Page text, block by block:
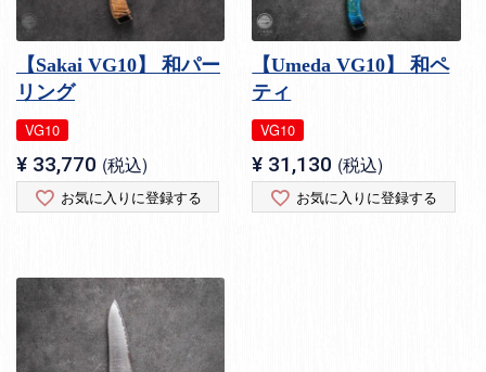
【Sakai VG10】 和パー
リング
VG10
¥ 33,770 税込
お気に入りに登録する
【Umeda VG10】 和ペ
ティ
VG10
¥ 31,130 税込
お気に入りに登録する